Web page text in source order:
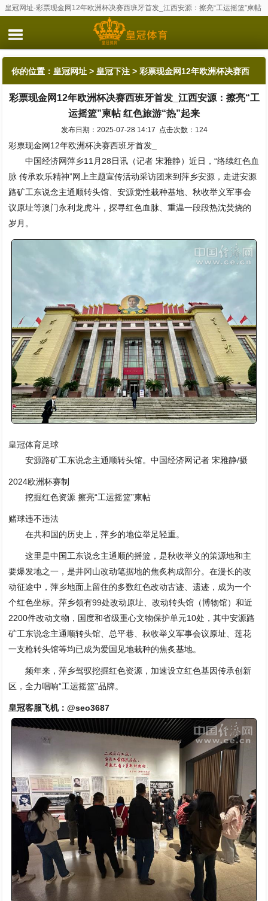
皇冠网址-彩票现金网12年欧洲杯决赛西班牙首发_江西安源：擦亮“工运摇篮”柬帖
你的位置： 皇冠网址 > 皇冠下注 > 彩票现金网12年欧洲杯决赛西
班牙首发_江西安源：擦亮“工运摇篮”柬帖 红色旅游“热”起来
彩票现金网12年欧洲杯决赛西班牙首发_江西安源：擦亮“工
运摇篮”柬帖 红色旅游“热”起来
发布日期：2025-07-28 14:17 点击次数：124
彩票现金网12年欧洲杯决赛西班牙首发_
中国经济网萍乡11月28日讯（记者 宋雅静）近日，“络续红色血
脉 传承欢乐精神”网上主题宣传活动采访团来到萍乡安源，走进安源
路矿工东说念主通顺转头馆、安源党性栽种基地、秋收举义军事会
议原址等澳门永利龙虎斗，探寻红色血脉、重温一段段热沈焚烧的
岁月。
皇冠体育足球
安源路矿工东说念主通顺转头馆。中国经济网记者 宋雅静/摄
2024欧洲杯赛制
挖掘红色资源 擦亮“工运摇篮”柬帖
赌球违不违法
在共和国的历史上，萍乡的地位举足轻重。
这里是中国工东说念主通顺的摇篮，是秋收举义的策源地和主
要爆发地之一，是井冈山改动笔据地的焦炙构成部分。在漫长的改
动征途中，萍乡地面上留住的多数红色改动古迹、遗迹，成为一个
个红色坐标。萍乡领有99处改动原址、改动转头馆（博物馆）和近
2200件改动文物，国度和省级重心文物保护单元10处，其中安源路
矿工东说念主通顺转头馆、总平巷、秋收举义军事会议原址、莲花
一支枪转头馆等均已成为爱国见地栽种的焦炙基地。
频年来，萍乡驾驭挖掘红色资源，加速设立红色基因传承创新
区，全力唱响“工运摇篮”品牌。
皇冠客服飞机：@seo3687